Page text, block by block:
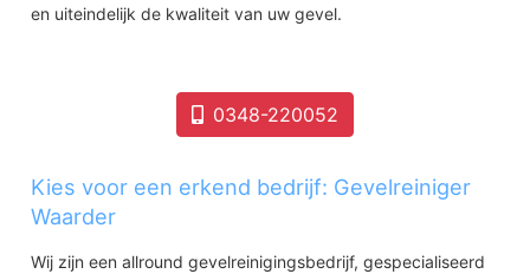
en uiteindelijk de kwaliteit van uw gevel.
0348-220052
Kies voor een erkend bedrijf: Gevelreiniger
Waarder
Wij zijn een allround gevelreinigingsbedrijf, gespecialiseerd